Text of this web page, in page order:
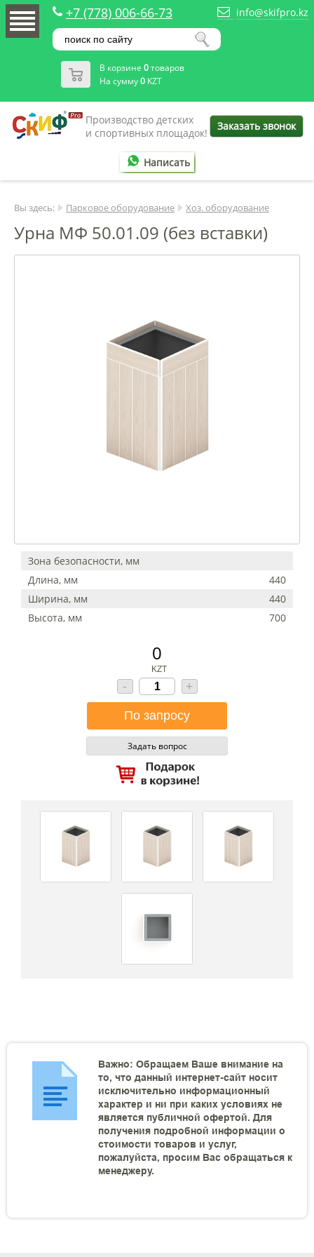
+7 (778) 006-66-73 info@skifpro.kz
В корзине 0товаров
На сумму0 KZT
Производство детских
и спортивных площадок!
Заказать звонок
Написать
Вы здесь: Парковое оборудование Хоз. оборудование
Урна МФ 50.01.09 (без вставки)
Зона безопасности, мм
Длина, мм
440
Ширина, мм
440
Высота, мм
700
0
KZT
- +
Задать вопрос
Важно: Обращаем Ваше внимание на
то, что данный интернет-сайт носит
исключительно информационный
характер и ни при каких условиях не
является публичной офертой. Для
получения подробной информации о
стоимости товаров и услуг,
пожалуйста, просим Вас обращаться к
менеджеру.